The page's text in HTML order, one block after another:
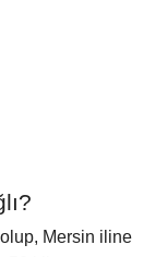
Mersin iline